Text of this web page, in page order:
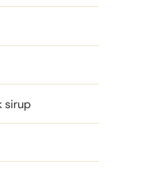
sirup